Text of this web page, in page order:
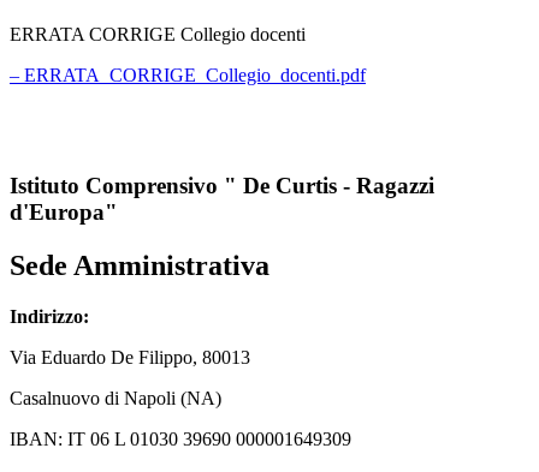
ERRATA CORRIGE Collegio docenti
– ERRATA_CORRIGE_Collegio_docenti.pdf
Istituto Comprensivo " De Curtis - Ragazzi
d'Europa"
Sede Amministrativa
Indirizzo:
Via Eduardo De Filippo, 80013
Casalnuovo di Napoli (NA)
IBAN: IT 06 L 01030 39690 000001649309